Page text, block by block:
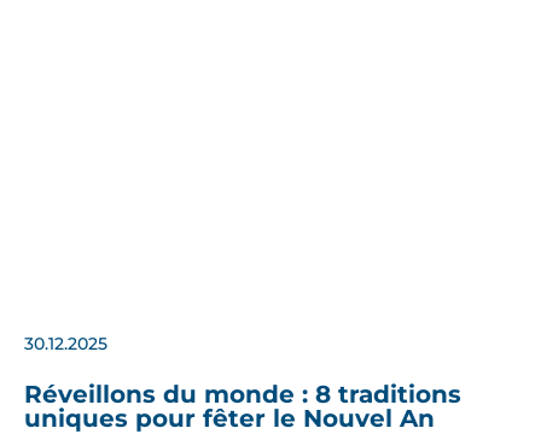
30.12.2025
Réveillons du monde : 8 traditions
uniques pour fêter le Nouvel An